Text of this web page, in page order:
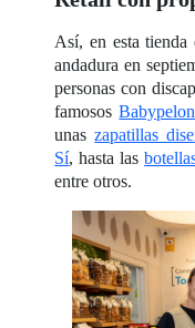
Así, en esta
andadura en
personas con
famosos
unaszapatillas
Sí, hasta las
entre otros.